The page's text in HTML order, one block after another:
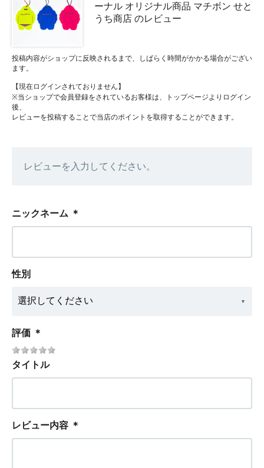
ーナル オリジナル商品 マチボン せと
うち商店 のレビュー
投稿内容がショップに反映されるまで、しばらく時間がかかる場合がござい
ます。
【現在ログインされておりません】
※当ショップで会員登録をされているお客様は、トップページよりログイン
後、
レビューを投稿することで当店のポイントを取得することができます。
レビューを入力してください。
ニックネーム ＊
性別
評価 ＊
タイトル
レビュー内容 ＊